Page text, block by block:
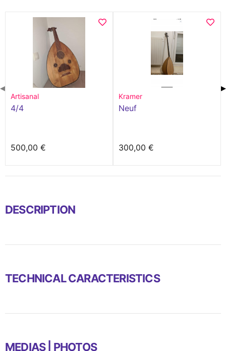
Artisanal
4/4
500,00 €
Kramer
Neuf
300,00 €
◀ ▶
DESCRIPTION
TECHNICAL CARACTERISTICS
MEDIAS | PHOTOS